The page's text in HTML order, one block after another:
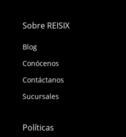
Sobre REISIX
Blog
Conócenos
Contáctanos
Sucursales
Políticas